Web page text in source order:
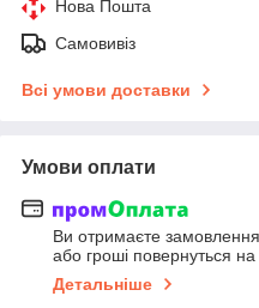
Нова Пошта
Самовивіз
Всі умови доставки
Умови оплати
Ви отримаєте замовлення
або гроші повернуться
Детальніше